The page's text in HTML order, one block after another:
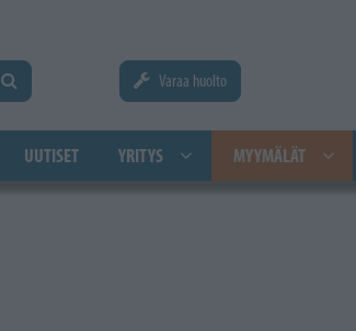
Varaa huolto
UUTISET YRITYS MYYMÄLÄT